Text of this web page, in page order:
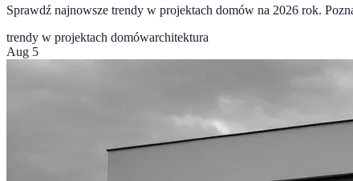
Sprawdź najnowsze trendy w projektach domów na 2026 rok.
trendy w projektach domówarchitektura
Aug 5